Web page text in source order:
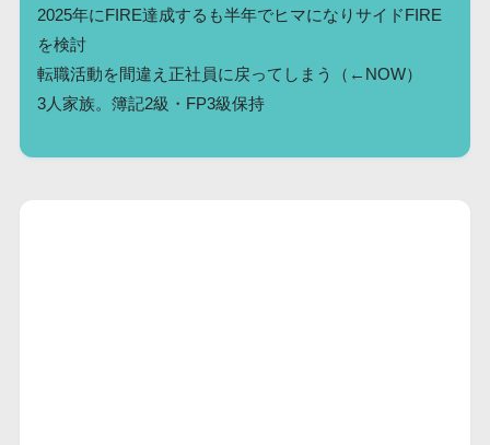
2025年にFIRE達成するも半年でヒマになりサイドFIRE
を検討
転職活動を間違え正社員に戻ってしまう（←NOW）
3人家族。簿記2級・FP3級保持